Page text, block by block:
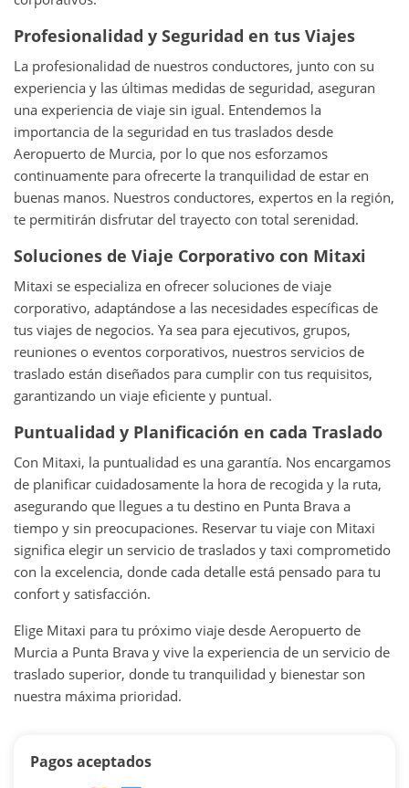
Profesionalidad y Seguridad en tus Viajes
La profesionalidad de nuestros conductores, junto con su
experiencia y las últimas medidas de seguridad, aseguran
una experiencia de viaje sin igual. Entendemos la
importancia de la seguridad en tus traslados desde
Aeropuerto de Murcia, por lo que nos esforzamos
continuamente para ofrecerte la tranquilidad de estar en
buenas manos. Nuestros conductores, expertos en la región,
te permitirán disfrutar del trayecto con total serenidad.
Soluciones de Viaje Corporativo con Mitaxi
Mitaxi se especializa en ofrecer soluciones de viaje
corporativo, adaptándose a las necesidades específicas de
tus viajes de negocios. Ya sea para ejecutivos, grupos,
reuniones o eventos corporativos, nuestros servicios de
traslado están diseñados para cumplir con tus requisitos,
garantizando un viaje eficiente y puntual.
Puntualidad y Planificación en cada Traslado
Con Mitaxi, la puntualidad es una garantía. Nos encargamos
de planificar cuidadosamente la hora de recogida y la ruta,
asegurando que llegues a tu destino en Punta Brava a
tiempo y sin preocupaciones. Reservar tu viaje con Mitaxi
significa elegir un servicio de traslados y taxi comprometido
con la excelencia, donde cada detalle está pensado para tu
confort y satisfacción.
Elige Mitaxi para tu próximo viaje desde Aeropuerto de
Murcia a Punta Brava y vive la experiencia de un servicio de
traslado superior, donde tu tranquilidad y bienestar son
nuestra máxima prioridad.
Pagos aceptados